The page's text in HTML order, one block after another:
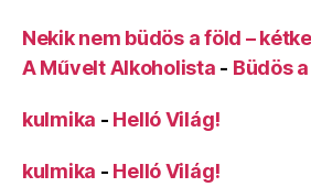
Nekik nem büdös a föld –
A Művelt Alkoholista - Büdös
kulmika - Helló Világ!
kulmika - Helló Világ!